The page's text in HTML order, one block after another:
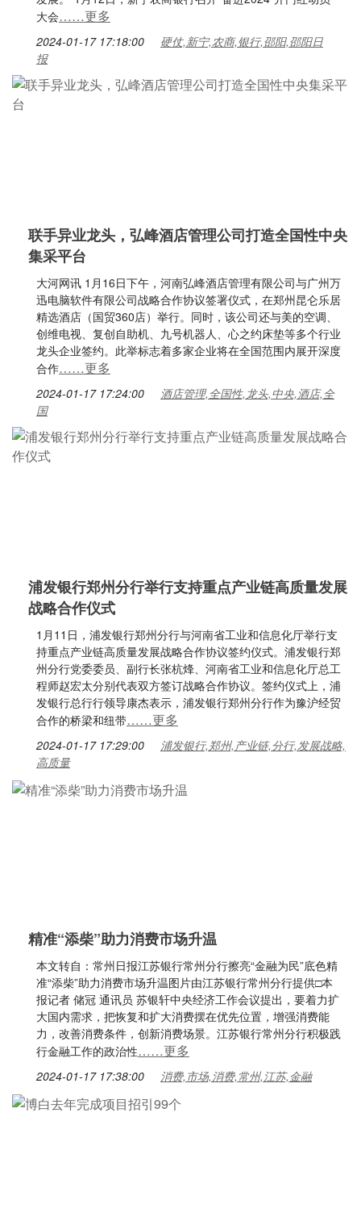
大会……更多
2024-01-17 17:18:00
硬仗,新宁,农商,银行,邵阳,邵阳日
报
联手异业龙头，弘峰酒店管理公司打造全国性中央
集采平台
大河网讯 1月16日下午，河南弘峰酒店管理有限公司与广州万
迅电脑软件有限公司战略合作协议签署仪式，在郑州昆仑乐居
精选酒店（国贸360店）举行。同时，该公司还与美的空调、
创维电视、复创自助机、九号机器人、心之约床垫等多个行业
龙头企业签约。此举标志着多家企业将在全国范围内展开深度
合作……更多
2024-01-17 17:24:00
酒店管理,全国性,龙头,中央,酒店,全
国
浦发银行郑州分行举行支持重点产业链高质量发展
战略合作仪式
1月11日，浦发银行郑州分行与河南省工业和信息化厅举行支
持重点产业链高质量发展战略合作协议签约仪式。浦发银行郑
州分行党委委员、副行长张杭烽、河南省工业和信息化厅总工
程师赵宏太分别代表双方签订战略合作协议。签约仪式上，浦
发银行总行行领导康杰表示，浦发银行郑州分行作为豫沪经贸
合作的桥梁和纽带……更多
2024-01-17 17:29:00
浦发银行,郑州,产业链,分行,发展战略,
高质量
精准“添柴”助力消费市场升温
本文转自：常州日报江苏银行常州分行擦亮“金融为民”底色精
准“添柴”助力消费市场升温图片由江苏银行常州分行提供□本
报记者 储冠 通讯员 苏银轩中央经济工作会议提出，要着力扩
大国内需求，把恢复和扩大消费摆在优先位置，增强消费能
力，改善消费条件，创新消费场景。江苏银行常州分行积极践
行金融工作的政治性……更多
2024-01-17 17:38:00 消费,市场,消费,常州,江苏,金融